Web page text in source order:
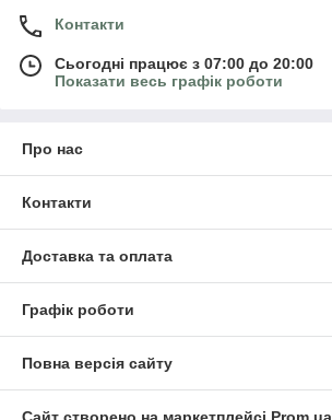
Контакти
Сьогодні працює з 07:00 до 20:00
Показати весь графік роботи
Про нас
Контакти
Доставка та оплата
Графік роботи
Повна версія сайту
Сайт створено на маркетплейсі Prom.ua